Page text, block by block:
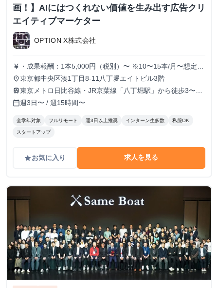
画！】AIにはつくれない価値を生み出す広告クリ
エイティブマーケター
OPTION X株式会社
currency_yen ・成果報酬：1本5,000円（税別）〜 ※10〜15本/月〜想定
※経験、実績、能力等によって変動 ※トライアル期間の場
合変動あり
place東京都中央区湊1丁目8-11八丁堀エイトビル3階
train東京メトロ日比谷線・JR京葉線「八丁堀駅」から徒歩3〜6
分
calendar_today週3日〜 / 週15時間〜
全学年対象 フルリモート 週3日以上推奨 インターン生多数 私服OK
スタートアップ
gradeお気に入り 求人を見る